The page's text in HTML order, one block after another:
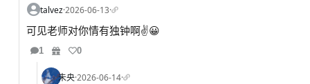
talvez·2026-06-13·
可见老师对你情有独钟啊✌️😀
1 0
未央·2026-06-14·